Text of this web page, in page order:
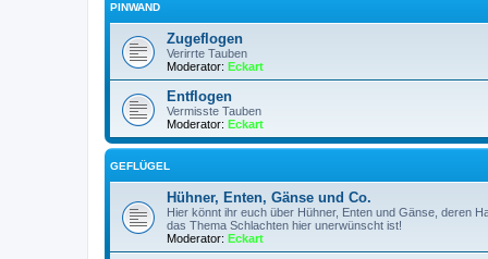
PINWAND
Zugeflogen
Verirrte Tauben
Moderator: Eckart
Entflogen
Vermisste Tauben
Moderator: Eckart
GEFLÜGEL
Hühner, Enten, Gänse und Co.
Hier könnt ihr euch über Hühner, Enten und Gänse, deren
das Thema Schlachten hier unerwünscht ist!
Moderator: Eckart